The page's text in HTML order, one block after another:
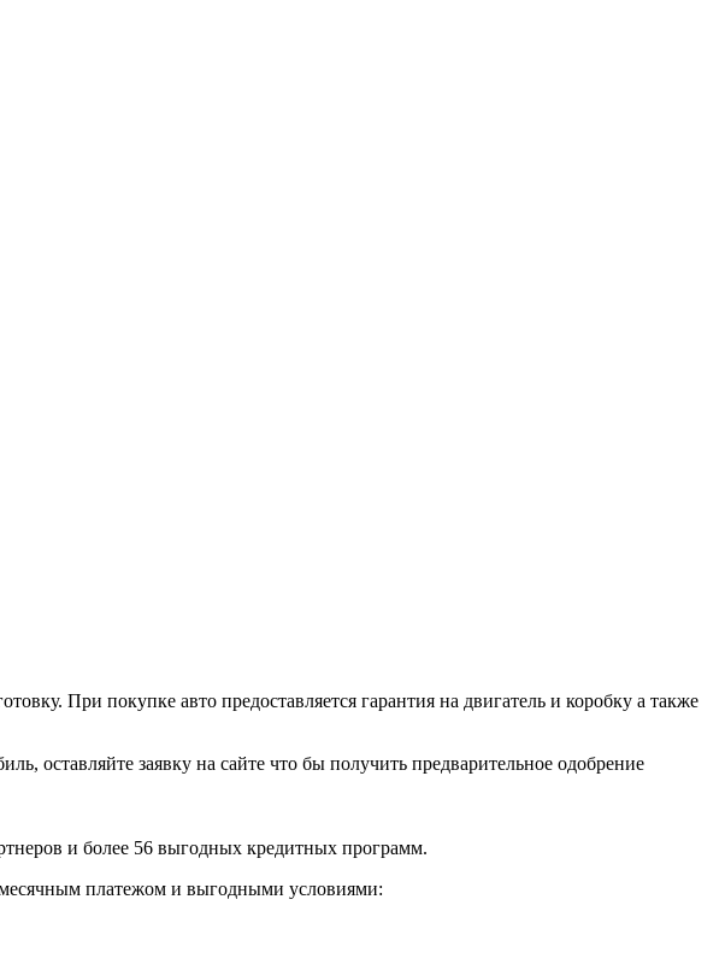
При покупке авто предоставляется гарантия на двигатель и коробку а также
оставляйте заявку на сайте что бы получить предварительное одобрение
и более 56 выгодных кредитных программ.
платежом и выгодными условиями: